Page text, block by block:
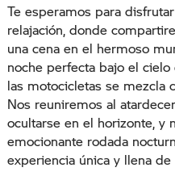
Te esperamos para
relajación, donde
una cena en el hermoso
noche perfecta bajo el
las motocicletas se mezcla
Nos reuniremos al
ocultarse en el horizonte, y
emocionante rodada
experiencia única y llena de